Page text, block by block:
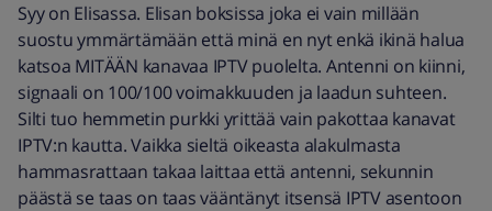
Syy on Elisassa. Elisan boksissa joka ei vain millään
suostu ymmärtämään että minä en nyt enkä ikinä halua
katsoa MITÄÄN kanavaa IPTV puolelta. Antenni on kiinni,
signaali on 100/100 voimakkuuden ja laadun suhteen.
Silti tuo hemmetin purkki yrittää vain pakottaa kanavat
IPTV:n kautta. Vaikka sieltä oikeasta alakulmasta
hammasrattaan takaa laittaa että antenni, sekunnin
päästä se taas on taas vääntänyt itsensä IPTV asentoon